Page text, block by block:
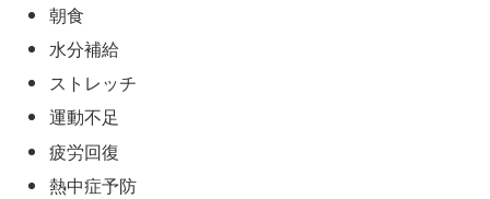
朝食
水分補給
ストレッチ
運動不足
疲労回復
熱中症予防